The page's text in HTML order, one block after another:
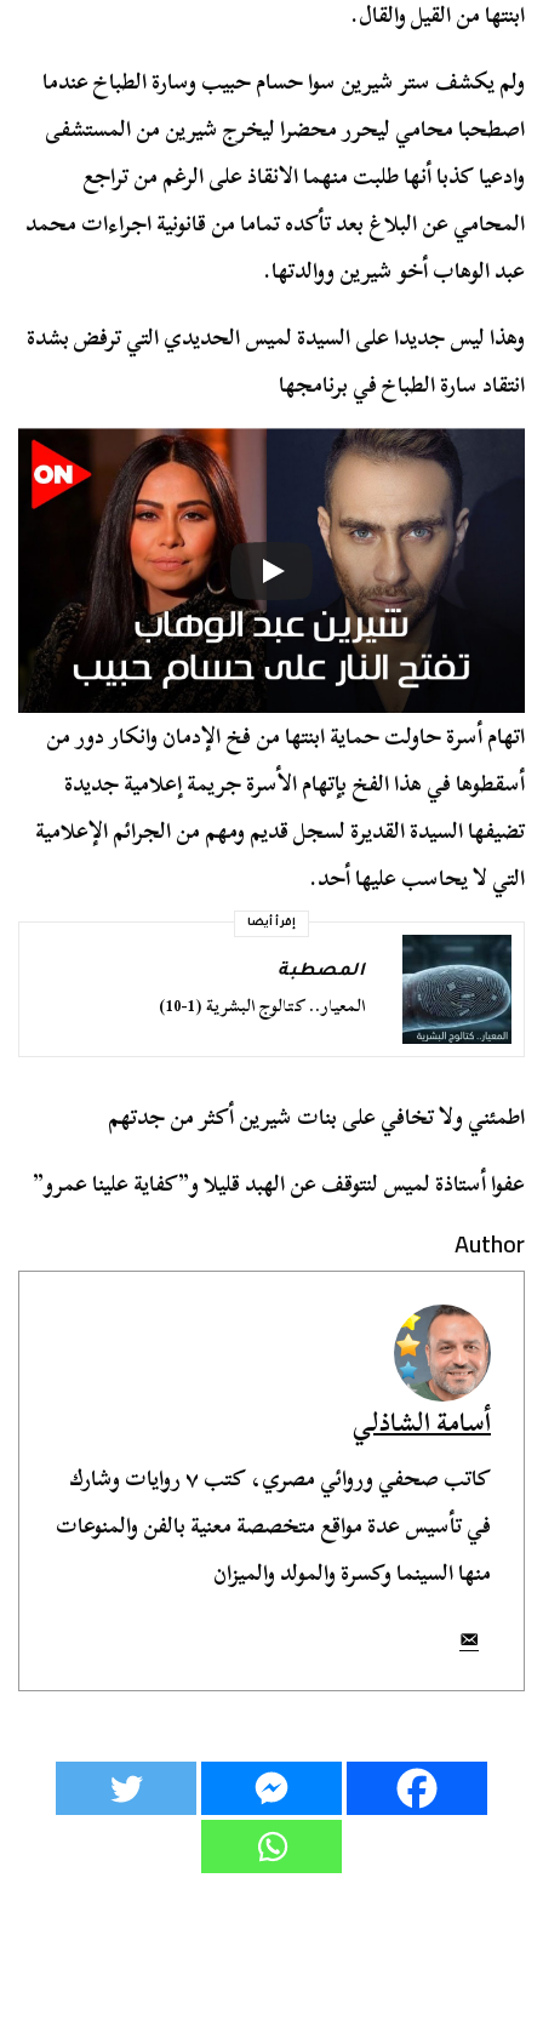
ابنتها من القيل والقال.
ولم يكشف ستر شيرين سوا حسام حبيب وسارة الطباخ عندما
اصطحبا محامي ليحرر محضرا ليخرج شيرين من المستشفى
وادعيا كذبا أنها طلبت منهما الانقاذ على الرغم من تراجع
المحامي عن البلاغ بعد تأكده تماما من قانونية اجراءات محمد
عبد الوهاب أخو شيرين ووالدتها.
وهذا ليس جديدا على السيدة لميس الحديدي التي ترفض بشدة
انتقاد سارة الطباخ في برنامجها
اتهام أسرة حاولت حماية ابنتها من فخ الإدمان وانكار دور من
أسقطوها في هذا الفخ بإتهام الأسرة جريمة إعلامية جديدة
تضيفها السيدة القديرة لسجل قديم ومهم من الجرائم الإعلامية
التي لا يحاسب عليها أحد.
إقرأ أيضا
المصطبة
المعيار.. كتالوج البشرية (1-10)
اطمئني ولا تخافي على بنات شيرين أكثر من جدتهم
عفوا أستاذة لميس لنتوقف عن الهبد قليلا و”كفاية علينا عمرو”
Author
أسامة الشاذلي
كاتب صحفي وروائي مصري، كتب ٧ روايات وشارك
في تأسيس عدة مواقع متخصصة معنية بالفن والمنوعات
منها السينما وكسرة والمولد والميزان